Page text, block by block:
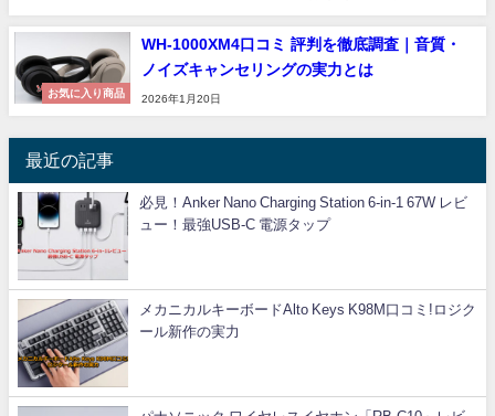
お気に入り商品
WH-1000XM4口コミ 評判を徹底調査｜音質・
ノイズキャンセリングの実力とは
2026年1月20日
最近の記事
必見！Anker Nano Charging Station 6-in-1 67W レビ
ュー！最強USB-C 電源タップ
メカニカルキーボードAlto Keys K98M口コミ!ロジク
ール新作の実力